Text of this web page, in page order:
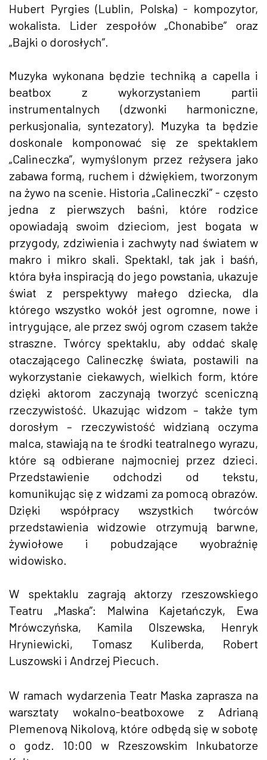
Hubert Pyrgies (Lublin, Polska) - kompozytor,
wokalista. Lider zespołów „Chonabibe” oraz
„Bajki o dorosłych”.
Muzyka wykonana będzie techniką a capella i
beatbox z wykorzystaniem partii
instrumentalnych (dzwonki harmoniczne,
perkusjonalia, syntezatory). Muzyka ta będzie
doskonale komponować się ze spektaklem
„Calineczka”, wymyślonym przez reżysera jako
zabawa formą, ruchem i dźwiękiem, tworzonym
na żywo na scenie. Historia „Calineczki” - często
jedna z pierwszych baśni, które rodzice
opowiadają swoim dzieciom, jest bogata w
przygody, zdziwienia i zachwyty nad światem w
makro i mikro skali. Spektakl, tak jak i baśń,
która była inspiracją do jego powstania, ukazuje
świat z perspektywy małego dziecka, dla
którego wszystko wokół jest ogromne, nowe i
intrygujące, ale przez swój ogrom czasem także
straszne. Twórcy spektaklu, aby oddać skalę
otaczającego Calineczkę świata, postawili na
wykorzystanie ciekawych, wielkich form, które
dzięki aktorom zaczynają tworzyć sceniczną
rzeczywistość. Ukazując widzom – także tym
dorosłym – rzeczywistość widzianą oczyma
malca, stawiają na te środki teatralnego wyrazu,
które są odbierane najmocniej przez dzieci.
Przedstawienie odchodzi od tekstu,
komunikując się z widzami za pomocą obrazów.
Dzięki współpracy wszystkich twórców
przedstawienia widzowie otrzymują barwne,
żywiołowe i pobudzające wyobraźnię
widowisko.
W spektaklu zagrają aktorzy rzeszowskiego
Teatru „Maska”: Malwina Kajetańczyk, Ewa
Mrówczyńska, Kamila Olszewska, Henryk
Hryniewicki, Tomasz Kuliberda, Robert
Luszowski i Andrzej Piecuch.
W ramach wydarzenia Teatr Maska zaprasza na
warsztaty wokalno-beatboxowe z Adrianą
Plemenovą Nikolovą, które odbędą się w sobotę
o godz. 10:00 w Rzeszowskim Inkubatorze